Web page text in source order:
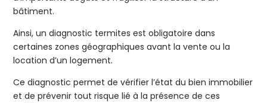
bâtiment.
Ainsi, un diagnostic termites est obligatoire dans
certaines zones géographiques avant la vente ou la
location d’un logement.
Ce diagnostic permet de vérifier l’état du bien immobilier
et de prévenir tout risque lié à la présence de ces